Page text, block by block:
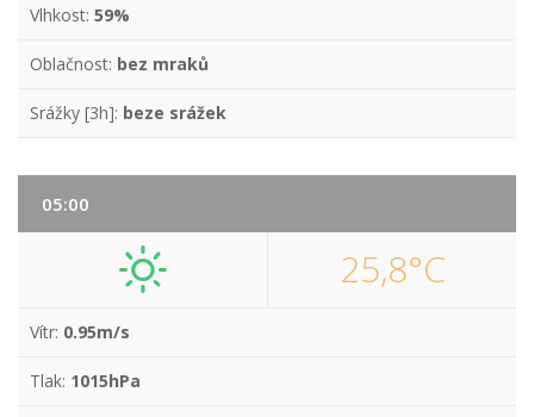
Vlhkost: 59%
Oblačnost: bez mraků
Srážky [3h]: beze srážek
05:00
25,8°C
Vítr: 0.95m/s
Tlak: 1015hPa